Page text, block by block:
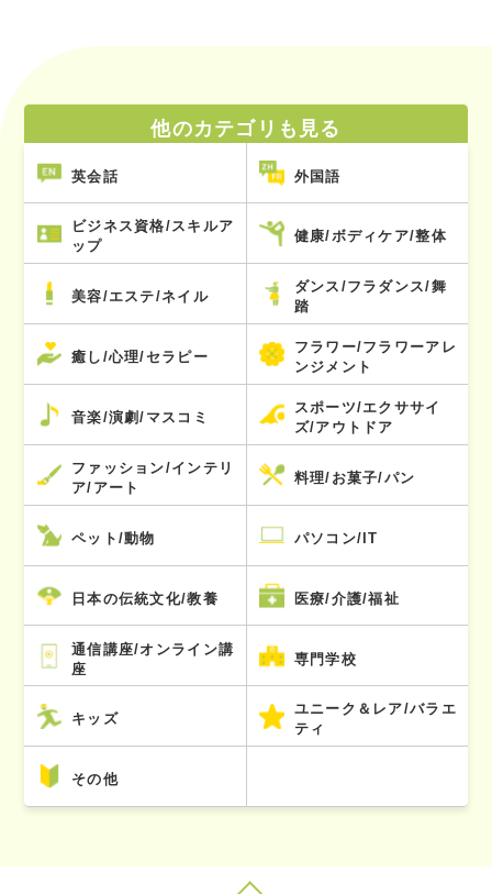
他のカテゴリも見る
英会話 外国語
ビジネス資格/スキルア
ップ
健康/ボディケア/整体
美容/エステ/ネイル
ダンス/フラダンス/舞
踏
癒し/心理/セラピー
フラワー/フラワーアレ
ンジメント
音楽/演劇/マスコミ
スポーツ/エクササイ
ズ/アウトドア
ファッション/インテリ
ア/アート
料理/お菓子/パン
ペット/動物 パソコン/IT
日本の伝統文化/教養 医療/介護/福祉
通信講座/オンライン講
座
専門学校
キッズ
ユニーク＆レア/バラエ
ティ
その他